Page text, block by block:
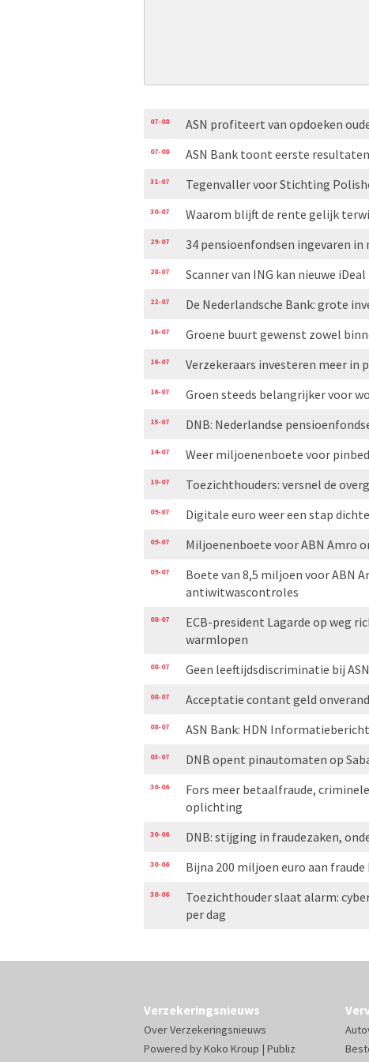
07-08 ASN profiteert van opdoeken
07-08 ASN Bank toont eerste
31-07 Tegenvaller voor Stichting
30-07 Waarom blijft de rente gelijk
29-07 34 pensioenfondsen ingevaren
28-07 Scanner van ING kan nieuwe
22-07 De Nederlandsche Bank: grote
16-07 Groene buurt gewenst zowel
16-07 Verzekeraars investeren meer in
16-07 Groen steeds belangrijker voor
15-07 DNB: Nederlandse
14-07 Weer miljoenenboete voor
10-07 Toezichthouders: versnel de
09-07 Digitale euro weer een stap
09-07 Miljoenenboete voor ABN Amro
09-07
Boete van 8,5 miljoen voor ABN
antiwitwascontroles
08-07
ECB-president Lagarde op weg
warmlopen
08-07 Geen leeftijdsdiscriminatie bij
08-07 Acceptatie contant geld
08-07 ASN Bank: HDN
03-07 DNB opent pinautomaten op
30-06
Fors meer betaalfraude,
oplichting
30-06 DNB: stijging in fraudezaken,
30-06 Bijna 200 miljoen euro aan
30-06
Toezichthouder slaat alarm:
per dag
Verzekeringsnieuws
Over Verzekeringsnieuws
Powered byKoko Kroup | Publiz